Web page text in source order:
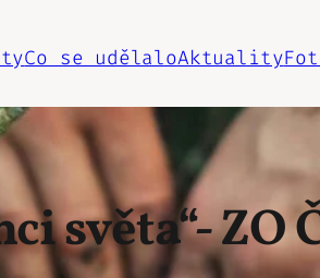
Co se udělaloAktuality
světa“- ZO